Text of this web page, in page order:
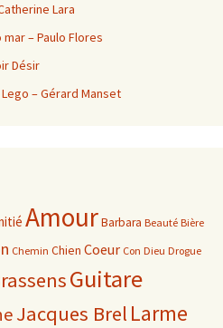
Lara
– Paulo Flores
Désir
– Gérard Manset
AmourBarbara Beauté Bière
Chemin Chien Coeur Con Dieu Drogue
Guitare
Jacques Brel Larme